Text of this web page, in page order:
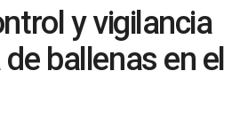
y vigilancia
ballenas en el